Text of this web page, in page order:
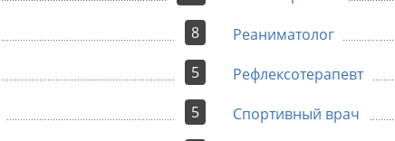
8
Реаниматолог
5
Рефлексотерапевт
5
Спортивный врач